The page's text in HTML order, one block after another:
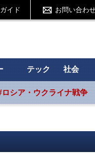
イド お問い合わ
テック 社会
ロシア・ウクライナ戦争